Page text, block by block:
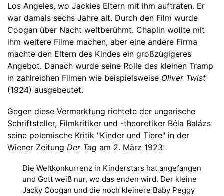
Los Angeles, wo Jackies Eltern mit ihm auftraten. Er
war damals sechs Jahre alt. Durch den Film wurde
Coogan über Nacht weltberühmt. Chaplin wollte mit
ihm weitere Filme machen, aber eine andere Firma
machte den Eltern des Kindes ein großzügigeres
Angebot. Danach wurde seine Rolle des kleinen Tramp
in zahlreichen Filmen wie beispielsweise Oliver Twist
(1924) ausgebeutet.
Gegen diese Vermarktung richtete der ungarische
Schriftsteller, Filmkritiker und -theoretiker Béla Balázs
seine polemische Kritik "Kinder und Tiere" in der
Wiener Zeitung Der Tag am 2. März 1923:
Die Weltkonkurrenz in Kinderstars hat angefangen
und Gott weiß nur, wo das enden wird. Der kleine
Jacky Coogan und die noch kleinere Baby Peggy